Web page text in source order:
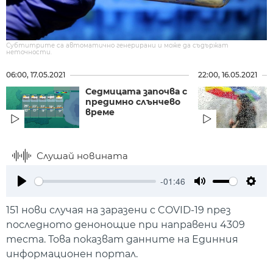
Субтитрите са автоматично генерирани и може да съдържат
неточности.
06:00, 17.05.2021
Седмицата започва с
предимно слънчево
време
22:00, 16.05.2021
Слушай новината
-01:46
151 нови случая на заразени с COVID-19 през
последното денонощие при направени 4309
теста. Това показват данните на Единния
информационен портал.